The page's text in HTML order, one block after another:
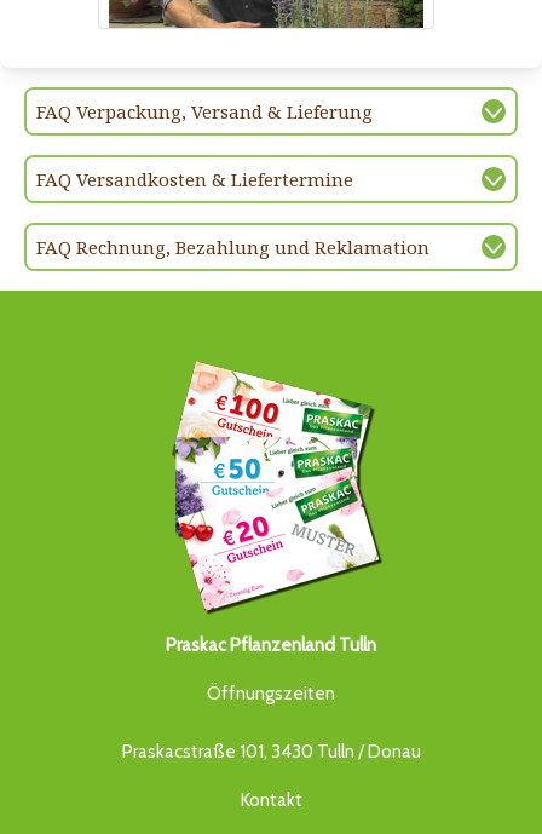
FAQ Verpackung, Versand & Lieferung
FAQ Versandkosten & Liefertermine
FAQ Rechnung, Bezahlung und Reklamation
Praskac Pflanzenland Tulln
Öffnungszeiten
Praskacstraße 101, 3430 Tulln / Donau
Kontakt